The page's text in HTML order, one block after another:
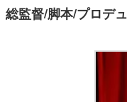
総監督/脚本/プロデ